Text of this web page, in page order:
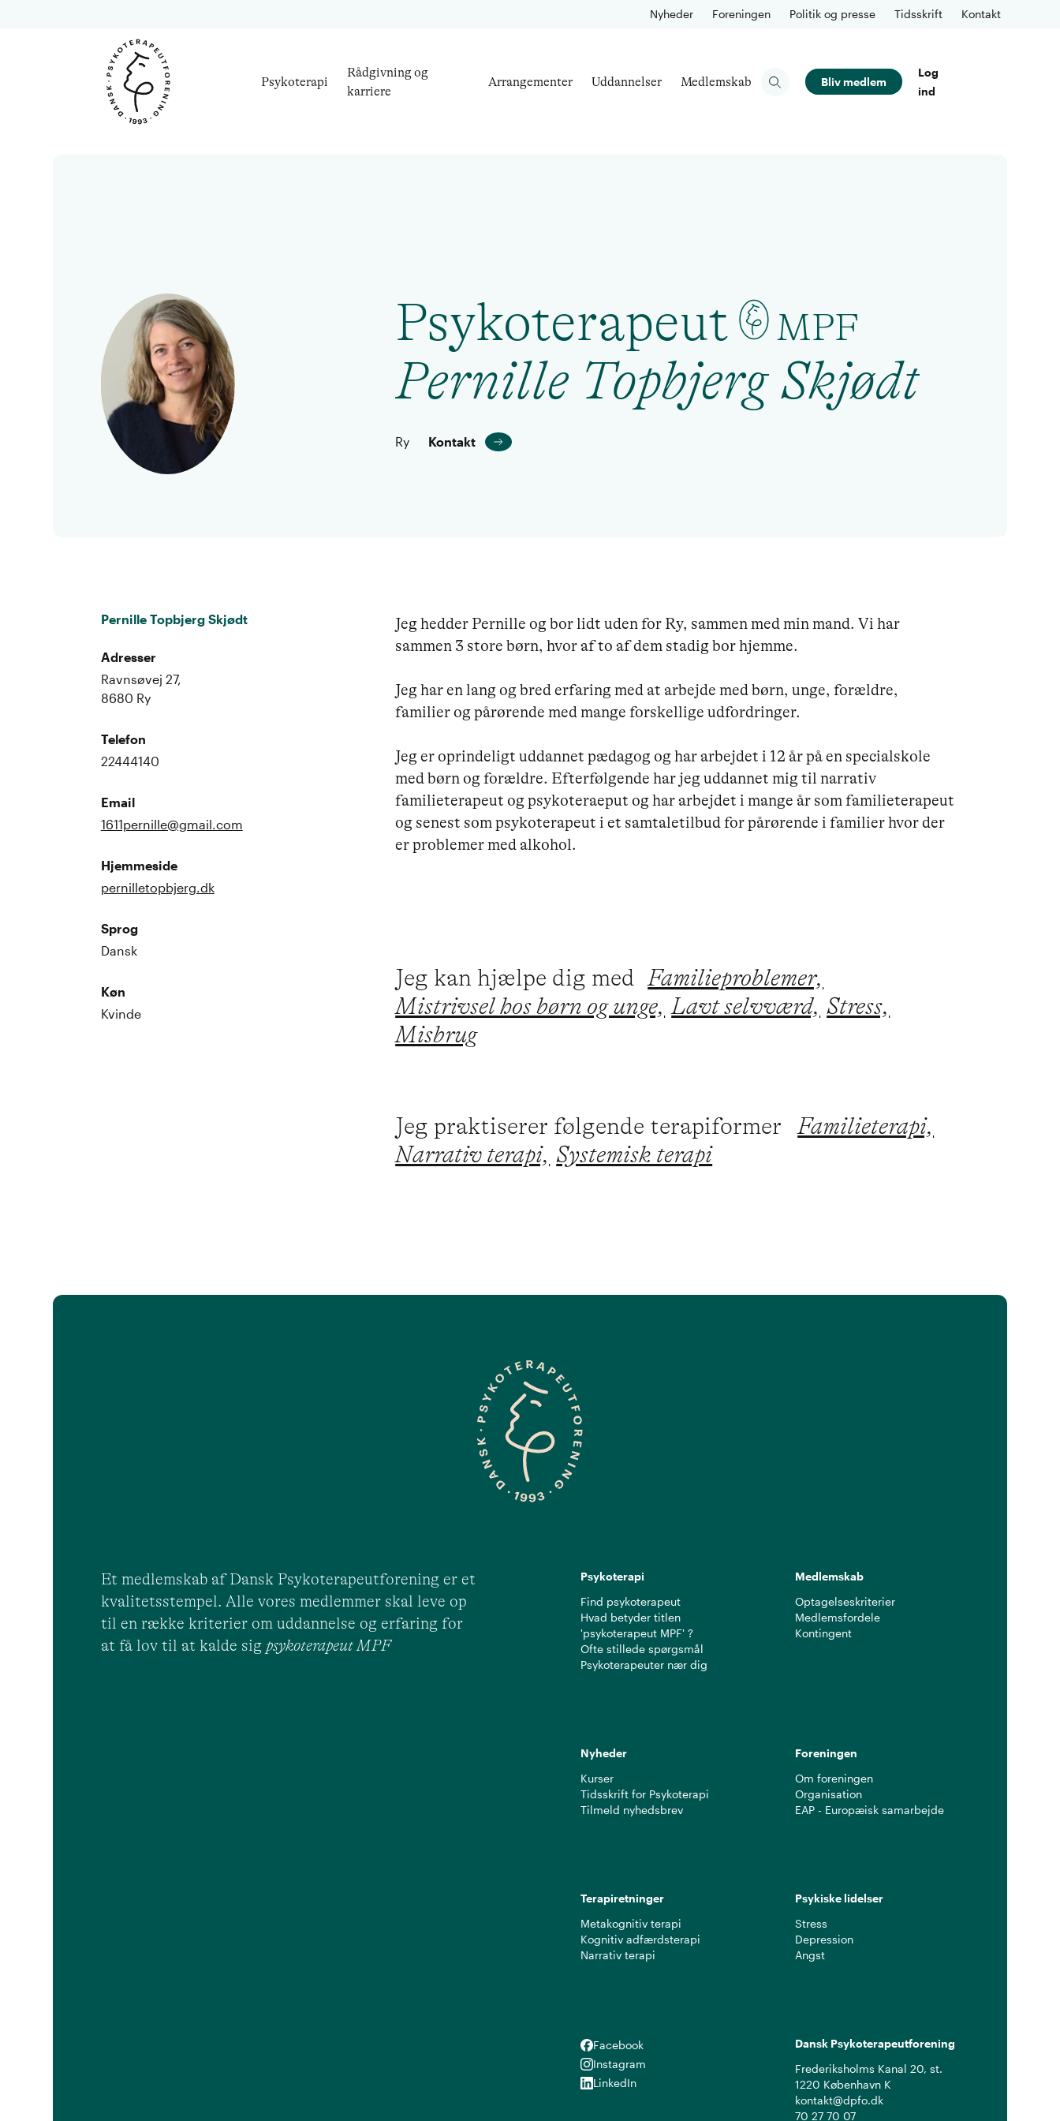
Nyheder Foreningen Politik og presse Tidsskrift Kontakt
Psykoterapi
Rådgivning og
karriere
Arrangementer Uddannelser Medlemskab Bliv medlem
Log
ind
Psykoterapeut MPF
Pernille Topbjerg Skjødt
Ry Kontakt
Pernille Topbjerg Skjødt
Adresser
Ravnsøvej 27,
8680 Ry
Telefon
22444140
Email
1611pernille@gmail.com
Hjemmeside
pernilletopbjerg.dk
Sprog
Dansk
Køn
Kvinde
Jeg hedder Pernille og bor lidt uden for Ry, sammen med min mand. Vi har
sammen 3 store børn, hvor af to af dem stadig bor hjemme.
Jeg har en lang og bred erfaring med at arbejde med børn, unge, forældre,
familier og pårørende med mange forskellige udfordringer.
Jeg er oprindeligt uddannet pædagog og har arbejdet i 12 år på en specialskole
med børn og forældre. Efterfølgende har jeg uddannet mig til narrativ
familieterapeut og psykoteraeput og har arbejdet i mange år som familieterapeut
og senest som psykoterapeut i et samtaletilbud for pårørende i familier hvor der
er problemer med alkohol.
Jeg kan hjælpe dig med Familieproblemer,
Mistrivsel hos børn og unge, Lavt selvværd, Stress,
Misbrug
Jeg praktiserer følgende terapiformer
Familieterapi,
Narrativ terapi, Systemisk terapi
Et medlemskab af Dansk Psykoterapeutforening er et
kvalitetsstempel. Alle vores medlemmer skal leve op
til en række kriterier om uddannelse og erfaring for
at få lov til at kalde sig psykoterapeut MPF
Psykoterapi
Find psykoterapeut
Hvad betyder titlen
'psykoterapeut MPF' ?
Ofte stillede spørgsmål
Psykoterapeuter nær dig
Medlemskab
Optagelseskriterier
Medlemsfordele
Kontingent
Nyheder
Kurser
Tidsskrift for Psykoterapi
Tilmeld nyhedsbrev
Foreningen
Om foreningen
Organisation
EAP - Europæisk samarbejde
Terapiretninger
Metakognitiv terapi
Kognitiv adfærdsterapi
Narrativ terapi
Psykiske lidelser
Stress
Depression
Angst
Facebook
Facebook
Instagram
Instagram
LinkedIn
LinkedIn
Dansk Psykoterapeutforening
Frederiksholms Kanal 20, st.
1220 København K
kontakt@dpfo.dk
70 27 70 07